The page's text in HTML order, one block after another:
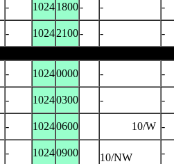
- 10241800- - -
- 10242100- -
-
- 10240000 - -
- 10240300 - -
- 10240600 10/W -
- 10240900 10/NW -